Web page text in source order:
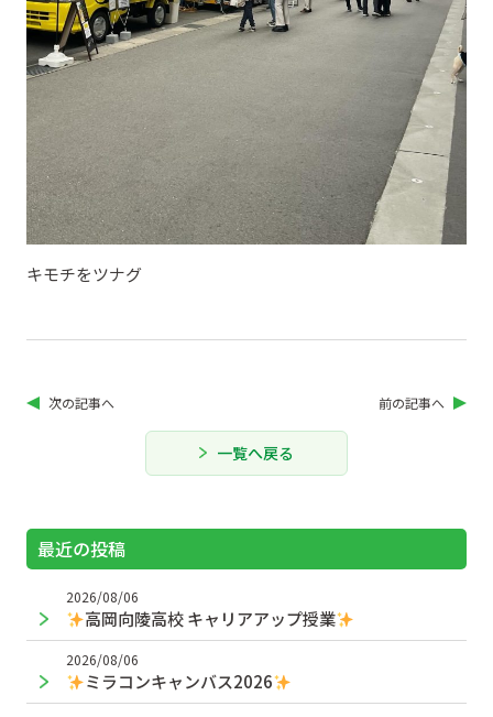
キモチをツナグ
前の記事へ
次の記事へ
一覧へ戻る
最近の投稿
高岡向陵高校 キャリアアップ授業
2026/08/06
ミラコンキャンバス2026
2026/08/06